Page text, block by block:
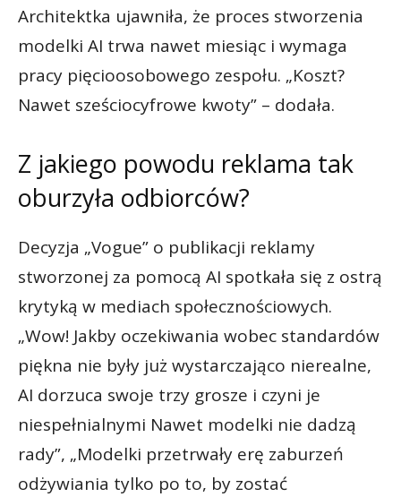
Architektka ujawniła, że proces stworzenia
modelki AI trwa nawet miesiąc i wymaga
pracy pięcioosobowego zespołu. „Koszt?
Nawet sześciocyfrowe kwoty” – dodała.
Z jakiego powodu reklama tak
oburzyła odbiorców?
Decyzja „Vogue” o publikacji reklamy
stworzonej za pomocą AI spotkała się z ostrą
krytyką w mediach społecznościowych.
„Wow! Jakby oczekiwania wobec standardów
piękna nie były już wystarczająco nierealne,
AI dorzuca swoje trzy grosze i czyni je
niespełnialnymi Nawet modelki nie dadzą
rady”, „Modelki przetrwały erę zaburzeń
odżywiania tylko po to, by zostać